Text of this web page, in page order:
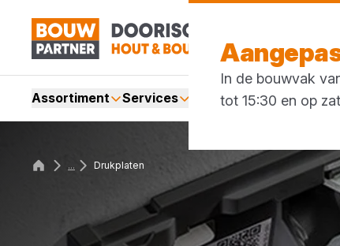
Assortiment Services Merken Acties Blogs
... Drukplaten
In de bouwvak
tot 15:30 en op